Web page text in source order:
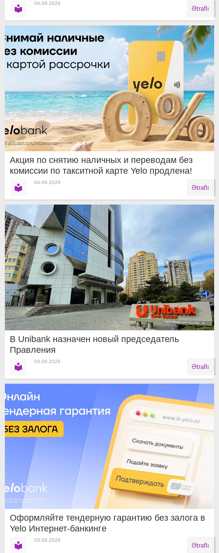
04.08.2026
Ətraflı
Акция по снятию наличных и переводам без
комиссии по такситной карте Yelo продлена!
04.08.2026
Ətraflı
В Unibank назначен новый председатель
Правления
03.08.2026
Ətraflı
Оформляйте тендерную гарантию без залога в
Yelo Интернет-банкинге
03.08.2026
Ətraflı